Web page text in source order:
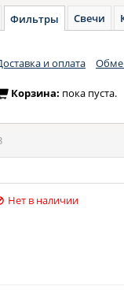
Фильтры Свечи
и оплата
Корзина: пока пуста.
Нет в наличии